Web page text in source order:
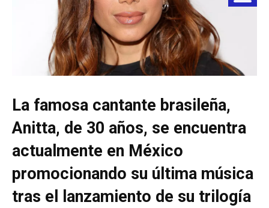
La famosa cantante brasileña,
Anitta, de 30 años, se encuentra
actualmente en México
promocionando su última música
tras el lanzamiento de su trilogía